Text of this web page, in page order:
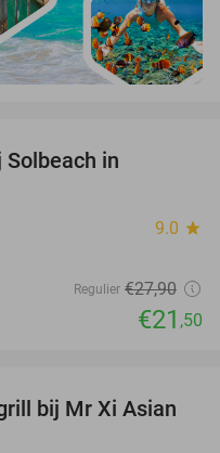
in
9.0 star
Regulier €27,90
€21 ,50
14%
bij Mr Xi Asian